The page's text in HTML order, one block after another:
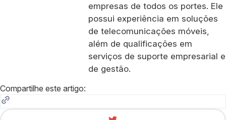
empresas de todos os portes. Ele
possui experiência em soluções
de telecomunicações móveis,
além de qualificações em
serviços de suporte empresarial e
de gestão.
Compartilhe este artigo: